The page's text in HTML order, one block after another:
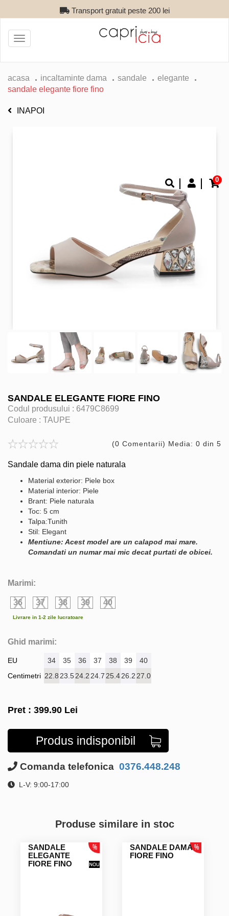
Transport gratuit peste 200 lei
0
Toggle
navigation
acasa incaltaminte dama sandale
elegante
sandale elegante fiore fino
INAPOI
SANDALE ELEGANTE FIORE FINO
Codul produsului : 6479C8699
Culoare : TAUPE
(0 Comentarii) Media: 0 din 5
Sandale dama din piele naturala
Material exterior: Piele box
Material interior: Piele
Brant: Piele naturala
Toc: 5 cm
Talpa:Tunith
Stil: Elegant
Mentiune: Acest model are un calapod mai mare.
Comandati un numar mai mic decat purtati de obicei.
Marimi:
36 37 38 39 40
Livrare in 1-2 zile lucratoare
Ghid marimi:
EU
Centimetri
34 35 36 37 38 39
40
22.8 23.524.2 24.7 25.426.2 27.0
Pret : 399.90 Lei
Produs indisponibil
Comanda telefonica 0376.448.248
L-V: 9:00-17:00
Produse similare in stoc
SANDALE
ELEGANTE
FIORE FINO
SANDALE DAMA
FIORE FINO